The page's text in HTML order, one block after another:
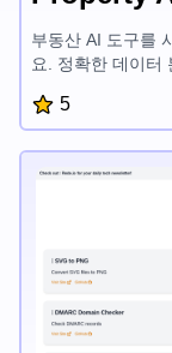
부동산 AI 도구를
요. 정확한 데이터
수익 증대를 위한
이트의 힘을 발휘
5